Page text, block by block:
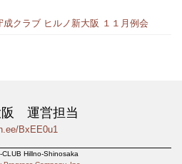
成クラブ ヒルノ新大阪 １１月例会
阪 運営担当
BxEE0u1
Hillno-Shinosaka